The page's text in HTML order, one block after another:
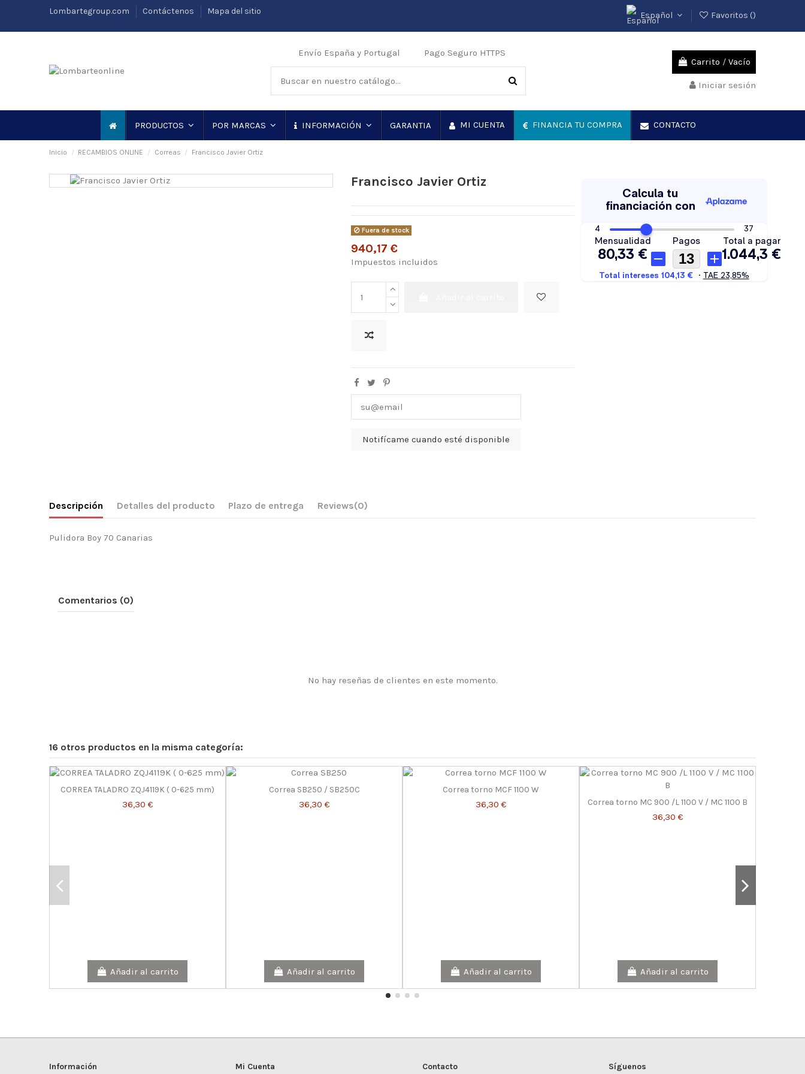
Lombartegroup.com Contáctenos Mapa del sitio Español Favoritos ()
Envío España y Portugal
Pago Seguro HTTPS
Carrito / Vacío
Iniciar sesión
PRODUCTOS POR MARCAS INFORMACIÓN GARANTIA MI CUENTA FINANCIA TU COMPRA CONTACTO
Inicio RECAMBIOS ONLINE Correas Francisco Javier Ortiz
Francisco Javier Ortiz
Fuera de stock
940,17 €
Impuestos incluidos
Descripción Detalles del producto Plazo de entrega Reviews(0)
Pulidora Boy 70 Canarias
Comentarios (0)
No hay reseñas de clientes en este momento.
16 otros productos en la misma categoría:
CORREA TALADRO ZQJ4119K ( 0-625 mm)
36,30 €
Añadir al carrito
Correa SB250 / SB250C
36,30 €
Añadir al carrito
Correa torno MCF 1100 W
36,30 €
Añadir al carrito
Correa torno MC 900 /L 1100 V / MC 1100 B
36,30 €
Añadir al carrito
Información Mi Cuenta Contacto Síguenos